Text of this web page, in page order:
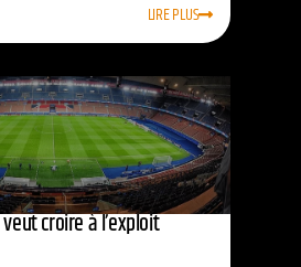
LIRE PLUS
veut croire à l’exploit